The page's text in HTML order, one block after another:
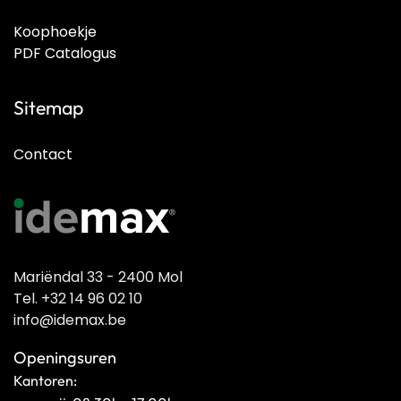
Koophoekje
PDF Catalogus
Sitemap
Contact
Mariëndal 33 - 2400 Mol
Tel. +32 14 96 02 10
info@idemax.be
Openingsuren
Kantoren: